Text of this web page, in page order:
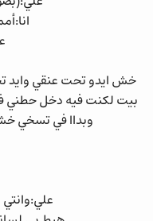
خش ايدو تحت عنقي وايد
بيت لكنت فيه دخل حطني
وبداا في تسخي
علي:وانتي